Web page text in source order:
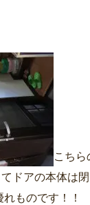
こち
ドアの本体は
ものです！！